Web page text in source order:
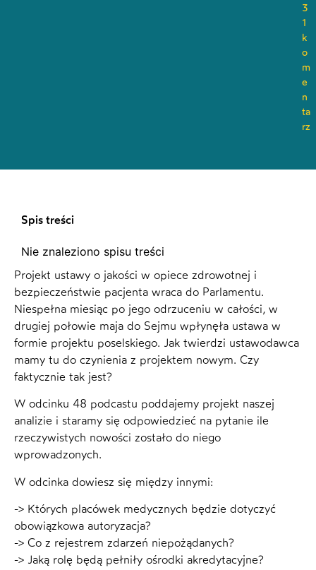
3
1
k
o
m
e
n
ta
rz
Spis treści
Nie znaleziono spisu treści
Projekt ustawy o jakości w opiece zdrowotnej i
bezpieczeństwie pacjenta wraca do Parlamentu.
Niespełna miesiąc po jego odrzuceniu w całości, w
drugiej połowie maja do Sejmu wpłynęła ustawa w
formie projektu poselskiego. Jak twierdzi ustawodawca
mamy tu do czynienia z projektem nowym. Czy
faktycznie tak jest?
W odcinku 48 podcastu poddajemy projekt naszej
analizie i staramy się odpowiedzieć na pytanie ile
rzeczywistych nowości zostało do niego
wprowadzonych.
W odcinka dowiesz się między innymi:
-> Których placówek medycznych będzie dotyczyć
obowiązkowa autoryzacja?
-> Co z rejestrem zdarzeń niepożądanych?
-> Jaką rolę będą pełniły ośrodki akredytacyjne?